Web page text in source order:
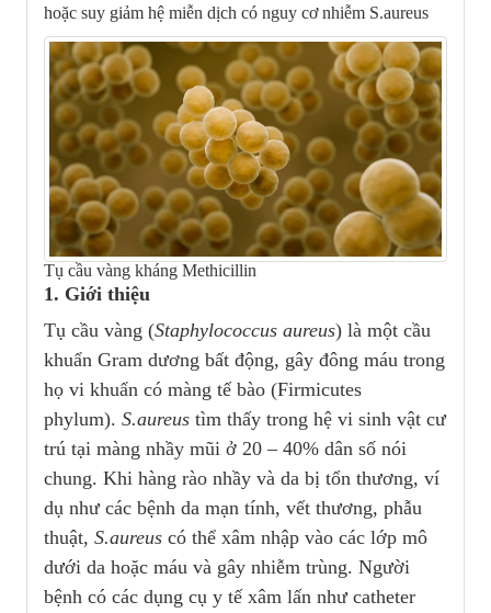
hoặc suy giảm hệ miễn dịch có nguy cơ nhiễm S.aureus
Tụ cầu vàng kháng Methicillin
1. Giới thiệu
Tụ cầu vàng (Staphylococcus aureus) là một cầu
khuẩn Gram dương bất động, gây đông máu trong
họ vi khuẩn có màng tế bào (Firmicutes
phylum). S.aureus tìm thấy trong hệ vi sinh vật cư
trú tại màng nhầy mũi ở 20 – 40% dân số nói
chung. Khi hàng rào nhầy và da bị tổn thương, ví
dụ như các bệnh da mạn tính, vết thương, phẫu
thuật, S.aureus có thể xâm nhập vào các lớp mô
dưới da hoặc máu và gây nhiễm trùng. Người
bệnh có các dụng cụ y tế xâm lấn như catheter